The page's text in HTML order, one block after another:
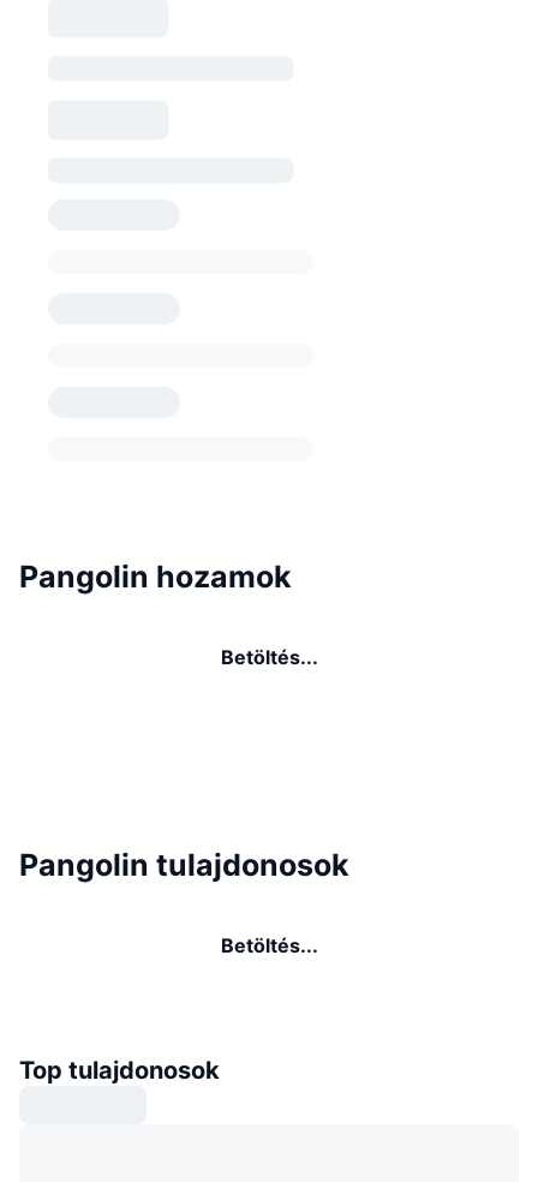
Pangolin hozamok
Betöltés...
Pangolin tulajdonosok
Betöltés...
Top tulajdonosok